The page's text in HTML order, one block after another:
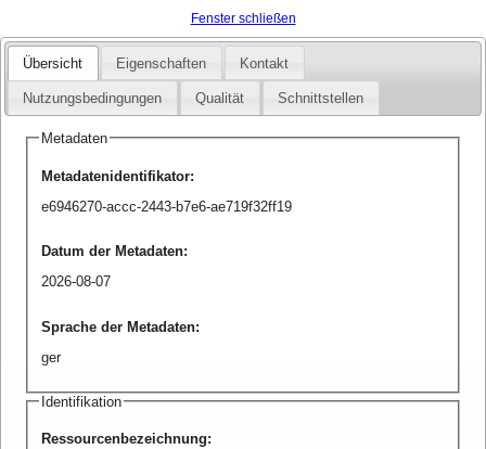
Fenster schließen
Übersicht Eigenschaften Kontakt
Nutzungsbedingungen Qualität Schnittstellen
Metadaten
Metadatenidentifikator:
e6946270-accc-2443-b7e6-ae719f32ff19
Datum der Metadaten:
2026-08-07
Sprache der Metadaten:
ger
Identifikation
Ressourcenbezeichnung: